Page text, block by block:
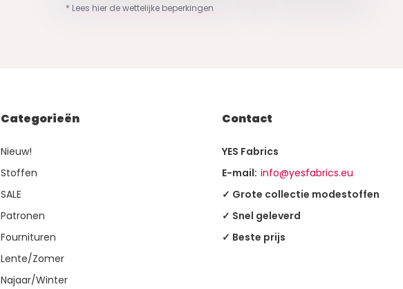
* Lees hier de wettelijke beperkingen
Categorieën
Nieuw!
Stoffen
SALE
Patronen
Fournituren
Lente/Zomer
Najaar/Winter
Contact
YES Fabrics
E-mail: info@yesfabrics.eu
✓ Grote collectie modestoffen
✓ Snel geleverd
✓ Beste prijs